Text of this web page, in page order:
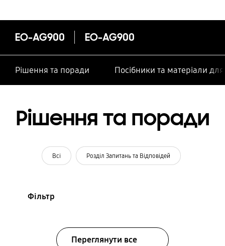
EO-AG900 EO-AG900
Рішення та поради Посібники та матеріали
Рішення та поради
Всі Розділ Запитань та Відповідей
Фільтр
Переглянути все